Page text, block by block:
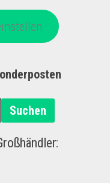
Suchen